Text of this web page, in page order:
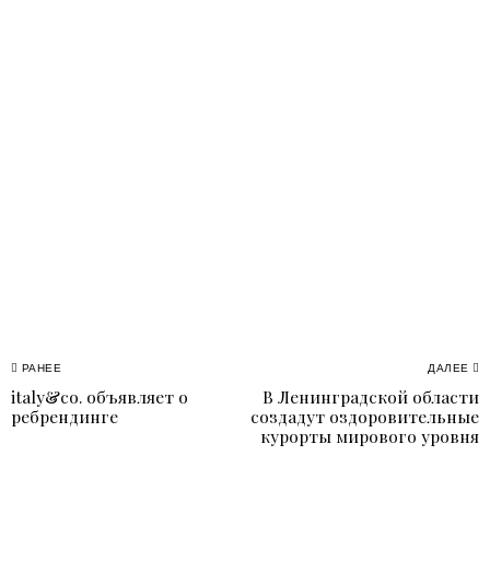
Навигация
по
РАНЕЕ
Previous
post:
italy&co. объявляет о
ребрендинге
ДАЛЕЕ
В Ленинградской области
создадут оздоровительные
курорты мирового уровня